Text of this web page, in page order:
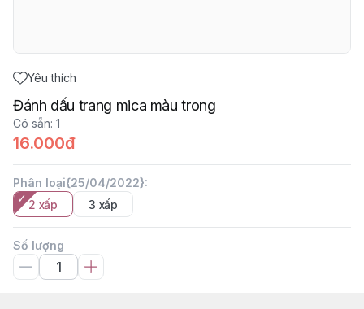
Yêu thích
Đánh dấu trang mica màu trong
Có sẵn: 1
16.000đ
Phân loại{25/04/2022}:
2 xấp
3 xấp
Số lượng